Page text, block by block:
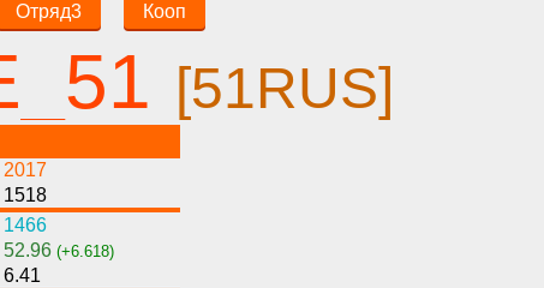
Отряд3 Кооп
[51RUS]
2017
1518
1466
52.96 (+6.618)
6.41